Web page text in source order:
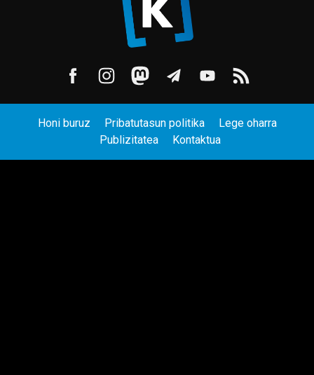
Honi buruz Pribatutasun politika
Lege oharra
Publizitatea
Kontaktua